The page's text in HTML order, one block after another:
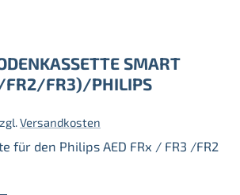
SMART
FR2/FR3)/PHILIPS
Versandkosten
für den Philips AED FRx / FR3 /FR2